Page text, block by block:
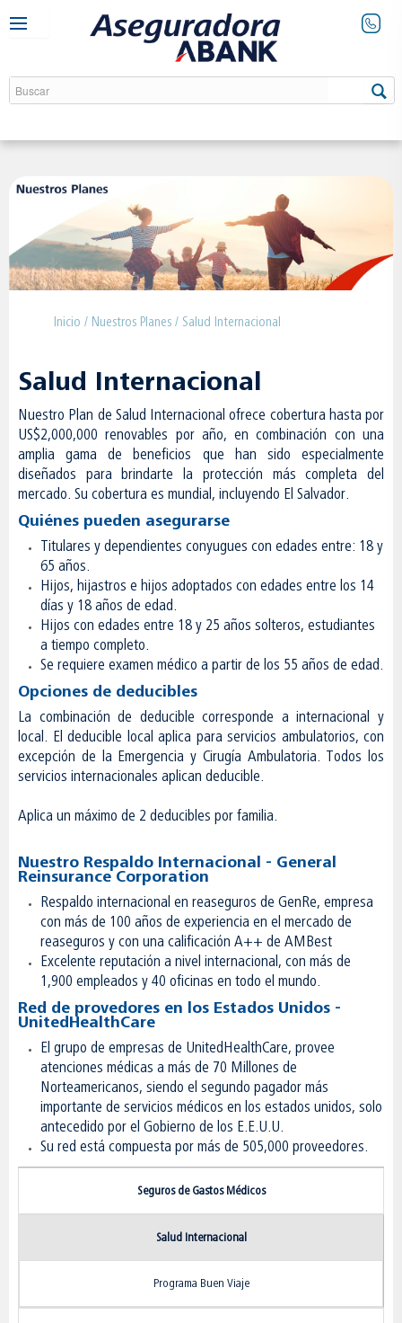
Inicio / Nuestros Planes / Salud Internacional
Salud Internacional
Nuestro Plan de Salud Internacional ofrece cobertura hasta por
US$2,000,000 renovables por año, en combinación con una
amplia gama de beneficios que han sido especialmente
diseñados para brindarte la protección más completa del
mercado. Su cobertura es mundial, incluyendo El Salvador.
Quiénes pueden asegurarse
Titulares y dependientes conyugues con edades entre: 18 y
65 años.
Hijos, hijastros e hijos adoptados con edades entre los 14
días y 18 años de edad.
Hijos con edades entre 18 y 25 años solteros, estudiantes
a tiempo completo.
Se requiere examen médico a partir de los 55 años de edad.
Opciones de deducibles
La combinación de deducible corresponde a internacional y
local. El deducible local aplica para servicios ambulatorios, con
excepción de la Emergencia y Cirugía Ambulatoria. Todos los
servicios internacionales aplican deducible.
Aplica un máximo de 2 deducibles por familia.
Nuestro Respaldo Internacional - General
Reinsurance Corporation
Respaldo internacional en reaseguros de GenRe, empresa
con más de 100 años de experiencia en el mercado de
reaseguros y con una calificación A++ de AMBest
Excelente reputación a nivel internacional, con más de
1,900 empleados y 40 oficinas en todo el mundo.
Red de provedores en los Estados Unidos -
UnitedHealthCare
El grupo de empresas de UnitedHealthCare, provee
atenciones médicas a más de 70 Millones de
Norteamericanos, siendo el segundo pagador más
importante de servicios médicos en los estados unidos, solo
antecedido por el Gobierno de los E.E.U.U.
Su red está compuesta por más de 505,000 proveedores.
Seguros de Gastos Médicos
Salud Internacional
Programa Buen Viaje